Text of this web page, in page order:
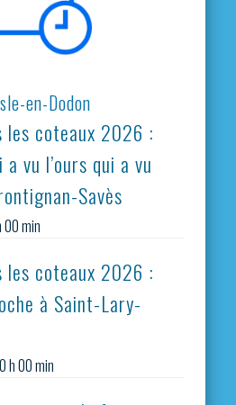
en-Dodon
les coteaux 2026 :
a vu l’ours qui a vu
Savès
00 min
les coteaux 2026 :
à Saint-Lary-
h 00 min